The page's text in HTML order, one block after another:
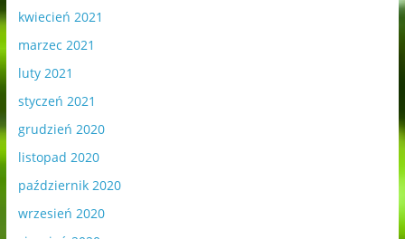
kwiecień 2021
marzec 2021
luty 2021
styczeń 2021
grudzień 2020
listopad 2020
październik 2020
wrzesień 2020